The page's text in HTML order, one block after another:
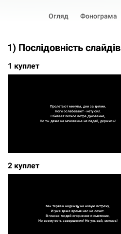
Огляд Фонограма
1) Послідовність слайдів
1 куплет
Пролетают минуты, дни за днями,
Ноги ослабевают - нету сил.
Сбивает легкое ветра дуновение,
Но ты даже на мгновенье не падай, держись!
2 куплет
Мы теряем надежду на новую встречу,
И уже даже время нас не лечит.
В глазах людей огорчение и смятение,
Но всему есть завершение! Не унывай, молись!